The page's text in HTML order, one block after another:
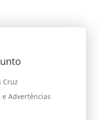
Cruz
e Advertências